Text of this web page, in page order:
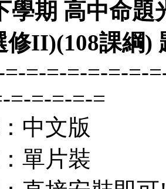
學期 高中命
修II)(108課綱)
=-=-=-=-=-=-
=-=-=-=-=
中文版
單片裝